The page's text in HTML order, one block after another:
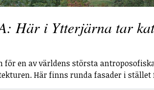
Här i Ytterjärna tar
för en av världens största
Här finns runda fasader i